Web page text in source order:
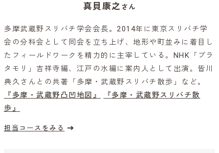
真貝康之 さん
多摩武蔵野スリバチ学会会長。2014年に東京スリバチ学
会の分科会として同会を立ち上げ、地形や町並みに着目し
たフィールドワークを精力的に主宰している。NHK「ブラ
タモリ」吉祥寺編、江戸の水編に案内人として出演。皆川
典久さんとの共著「多摩・武蔵野スリバチ散歩」など。
『多摩・武蔵野凸凹地図』
『多摩・武蔵野スリバチ散
歩』
担当コースをみる